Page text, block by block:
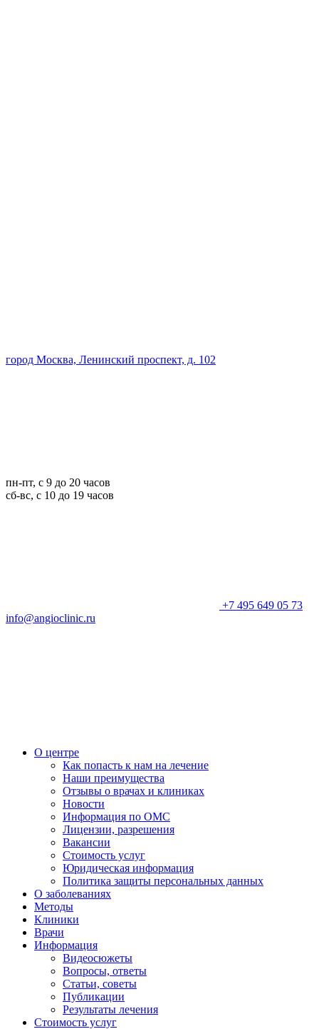
город Москва, Ленинский проспект, д. 102
пн-пт, с 9 до 20 часов
сб-вс, с 10 до 19 часов
+7 495 649 05 73
info@angioclinic.ru
О центре
Как попасть к нам на лечение
Наши преимущества
Отзывы о врачах и клиниках
Новости
Информация по ОМС
Лицензии, разрешения
Вакансии
Стоимость услуг
Юридическая информация
Политика защиты персональных данных
О заболеваниях
Методы
Клиники
Врачи
Информация
Видеосюжеты
Вопросы, ответы
Статьи, советы
Публикации
Результаты лечения
Стоимость услуг